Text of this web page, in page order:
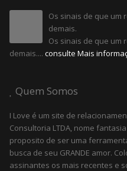
Os sinais de que um
demais.
Os sinais de que um
demais.... consulte Mais
Quem Somos
I Love é um site de
Consultoria LTDA, nome
proposito de ser uma
busca de seu GRANDE amor.
assinantes os mais recentes e